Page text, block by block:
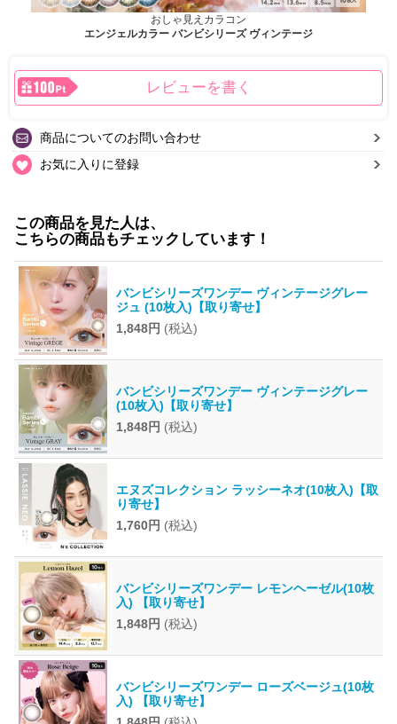
おしゃ見えカラコン
エンジェルカラー バンビシリーズ ヴィンテージ
レビューを書く
商品についてのお問い合わせ
お気に入りに登録
この商品を見た人は、
こちらの商品もチェックしています！
バンビシリーズワンデー ヴィンテージグレー
ジュ (10枚入)【取り寄せ】
1,848円 (税込)
バンビシリーズワンデー ヴィンテージグレー
(10枚入)【取り寄せ】
1,848円 (税込)
エヌズコレクション ラッシーネオ(10枚入)【取
り寄せ】
1,760円 (税込)
バンビシリーズワンデー レモンヘーゼル(10枚
入) 【取り寄せ】
1,848円 (税込)
バンビシリーズワンデー ローズベージュ(10枚
入) 【取り寄せ】